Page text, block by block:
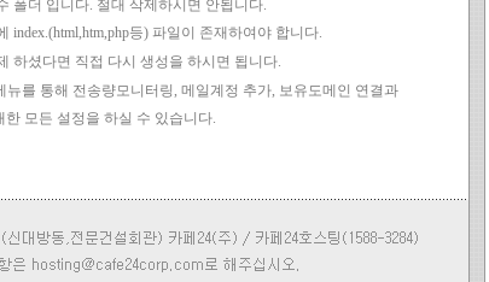
폴더 입니다. 절대 삭제하시면 안됩니다.
index.(html,htm,php등) 파일이 존재하여야 합니다.
하셨다면 직접 다시 생성을 하시면 됩니다.
뉴를 통해 전송량모니터링, 메일계정 추가, 보유도메인 연결과
한 모든 설정을 하실 수 있습니다.